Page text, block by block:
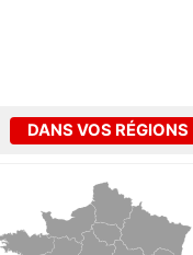
DANS VOS RÉGIONS